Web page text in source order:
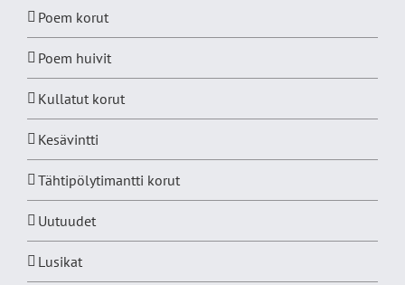
Poem korut
Poem huivit
Kullatut korut
Kesävintti
Tähtipölytimantti korut
Uutuudet
Lusikat